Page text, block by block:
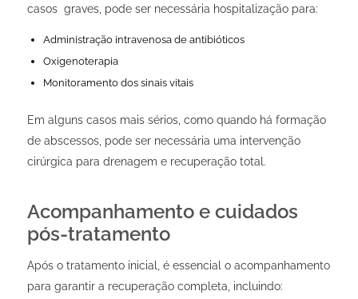
casos graves, pode ser necessária hospitalização para:
Administração intravenosa de antibióticos
Oxigenoterapia
Monitoramento dos sinais vitais
Em alguns casos mais sérios, como quando há formação
de abscessos, pode ser necessária uma intervenção
cirúrgica para drenagem e recuperação total.
Acompanhamento e cuidados
pós-tratamento
Após o tratamento inicial, é essencial o acompanhamento
para garantir a recuperação completa, incluindo: